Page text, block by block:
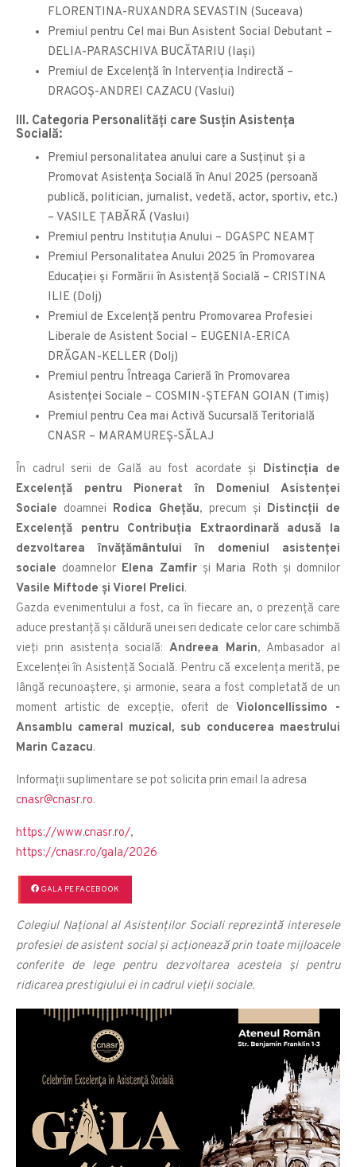
FLORENTINA-RUXANDRA SEVASTIN (Suceava)
Premiul pentru Cel mai Bun Asistent Social Debutant –
DELIA-PARASCHIVA BUCĂTARIU (Iași)
Premiul de Excelență în Intervenția Indirectă –
DRAGOŞ-ANDREI CAZACU (Vaslui)
III. Categoria Personalităţi care Susţin Asistenţa
Socială:
Premiul personalitatea anului care a Susținut și a
Promovat Asistența Socială în Anul 2025 (persoană
publică, politician, jurnalist, vedetă, actor, sportiv, etc.)
– VASILE ȚABĂRĂ (Vaslui)
Premiul pentru Instituția Anului – DGASPC NEAMȚ
Premiul Personalitatea Anului 2025 în Promovarea
Educaţiei şi Formării în Asistenţă Socială – CRISTINA
ILIE (Dolj)
Premiul de Excelenţă pentru Promovarea Profesiei
Liberale de Asistent Social – EUGENIA-ERICA
DRĂGAN-KELLER (Dolj)
Premiul pentru Întreaga Carieră în Promovarea
Asistenţei Sociale – COSMIN-ŞTEFAN GOIAN (Timiș)
Premiul pentru Cea mai Activă Sucursală Teritorială
CNASR – MARAMUREȘ-SĂLAJ
În cadrul serii de Gală au fost acordate și Distincția de
Excelență pentru Pionerat în Domeniul Asistenței
Sociale doamnei Rodica Ghețău, precum și Distincții de
Excelență pentru Contribuția Extraordinară adusă la
dezvoltarea învățământului în domeniul asistenței
sociale doamnelor Elena Zamfirși Maria Roth și domnilor
Vasile Miftode și Viorel Prelici.
Gazda evenimentului a fost, ca în fiecare an, o prezență care
aduce prestanță și căldură unei seri dedicate celor care schimbă
vieți prin asistența socială: Andreea Marin, Ambasador al
Excelenței în Asistență Socială. Pentru că excelența merită, pe
lângă recunoaștere, și armonie, seara a fost completată de un
moment artistic de excepție, oferit de Violoncellissimo -
Ansamblu cameral muzical, sub conducerea maestrului
Marin Cazacu.
Informații suplimentare se pot solicita prin email la adresa
cnasr@cnasr.ro.
https://www.cnasr.ro/,
https://cnasr.ro/gala/2026
GALA PE FACEBOOK
Colegiul Național al Asistenților Sociali reprezintă interesele
profesiei de asistent social și acționează prin toate mijloacele
conferite de lege pentru dezvoltarea acesteia și pentru
ridicarea prestigiului ei in cadrul vieții sociale.